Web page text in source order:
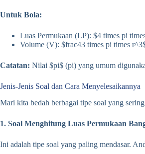
Untuk Bola:
Luas Permukaan (LP): $4 times pi
Volume (V): $frac43 times pi times
Catatan: Nilai $pi$ (pi) yang umum
Jenis-Jenis Soal dan Cara Menyelesaikannya
Mari kita bedah berbagai tipe soal yang
1. Soal Menghitung Luas Permukaan
Ini adalah tipe soal yang paling mendasar.